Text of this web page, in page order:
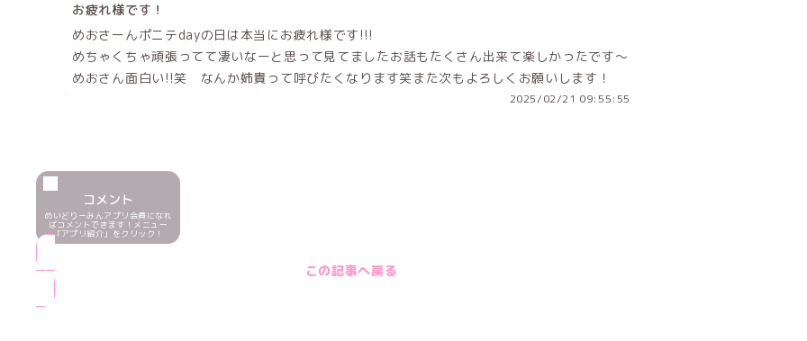
お疲れ様です！
めおさーんポニテdayの日は本当にお疲れ様です!!!
めちゃくちゃ頑張ってて凄いなーと思って見てましたお話もたくさん出来て楽しかったです〜
めおさん面白い!!笑 なんか姉貴って呼びたくなります笑また次もよろしくお願いします！
2025/02/21 09:55:55
コメント
めいどりーみんアプリ会員になれ
ばコメントできます！メニュー
「アプリ紹介」をクリック！
この記事へ戻る